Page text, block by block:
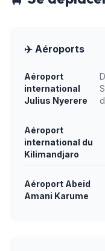
✈️ Aéroports
Aéroport
international
Julius Nyerere
Aéroport
international du
Kilimandjaro
Aéroport Abeid
Amani Karume